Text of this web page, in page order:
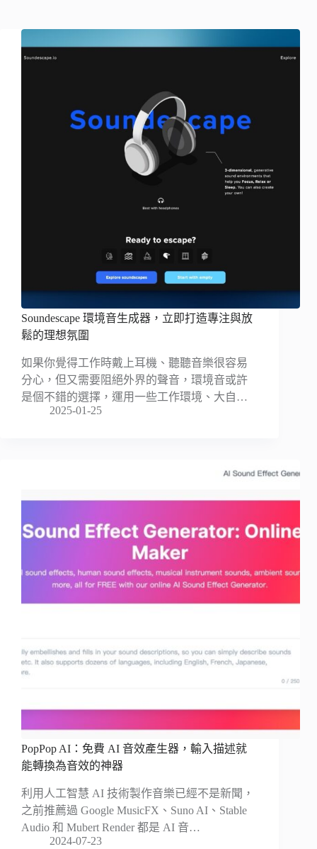
Soundescape 環境音生成器，立即打造專注與放
鬆的理想氛圍
如果你覺得工作時戴上耳機、聽聽音樂很容易
分心，但又需要阻絕外界的聲音，環境音或許
是個不錯的選擇，運用一些工作環境、大自…
2025-01-25
PopPop AI：免費 AI 音效產生器，輸入描述就
能轉換為音效的神器
利用人工智慧 AI 技術製作音樂已經不是新聞，
之前推薦過 Google MusicFX、Suno AI、Stable
Audio 和 Mubert Render 都是 AI 音…
2024-07-23